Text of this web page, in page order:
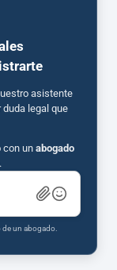
asistente
legal que
con un abogado
de un abogado.